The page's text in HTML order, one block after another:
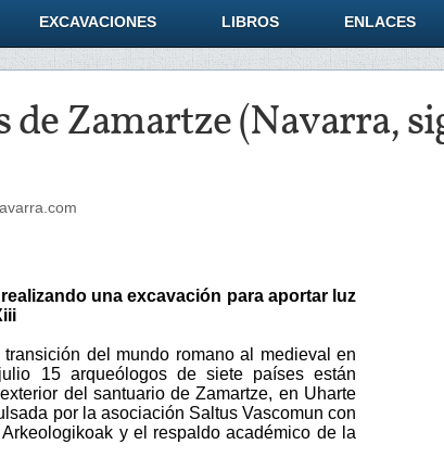
EXCAVACIONES LIBROS ENLACES
de Zamartze (Navarra,
una excavación para aportar luz
del mundo romano al medieval en
15 arqueólogos de siete países están
del santuario de Zamartze, en Uharte
por la asociación Saltus Vascomun con
y el respaldo académico de la